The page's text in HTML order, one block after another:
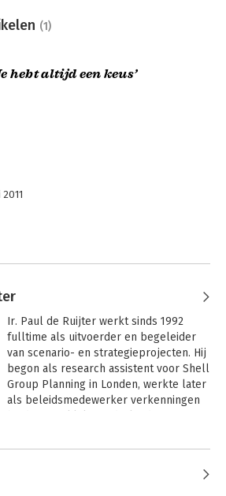
(1)
hebt altijd een keus’
Ir. Paul de Ruijter werkt sinds 1992
fulltime als uitvoerder en begeleider
van scenario- en strategieprojecten. Hij
begon als research assistent voor Shell
Group Planning in Londen, werkte later
als beleidsmedewerker verkenningen
Amsterdam en werkte als partner van
door Paul de Ruijter